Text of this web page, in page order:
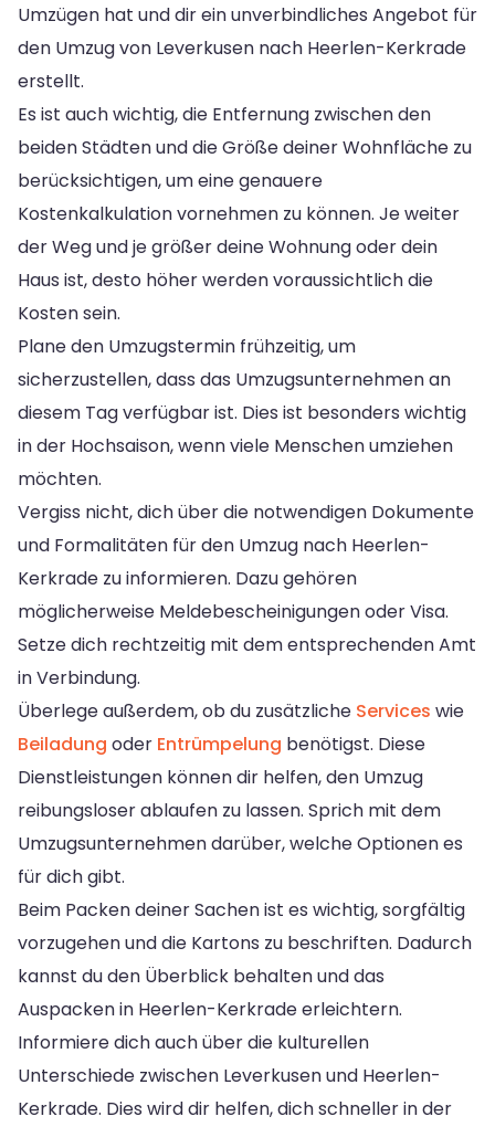
Umzügen hat und dir ein unverbindliches Angebot für
den Umzug von Leverkusen nach Heerlen-Kerkrade
erstellt.
Es ist auch wichtig, die Entfernung zwischen den
beiden Städten und die Größe deiner Wohnfläche zu
berücksichtigen, um eine genauere
Kostenkalkulation vornehmen zu können. Je weiter
der Weg und je größer deine Wohnung oder dein
Haus ist, desto höher werden voraussichtlich die
Kosten sein.
Plane den Umzugstermin frühzeitig, um
sicherzustellen, dass das Umzugsunternehmen an
diesem Tag verfügbar ist. Dies ist besonders wichtig
in der Hochsaison, wenn viele Menschen umziehen
möchten.
Vergiss nicht, dich über die notwendigen Dokumente
und Formalitäten für den Umzug nach Heerlen-
Kerkrade zu informieren. Dazu gehören
möglicherweise Meldebescheinigungen oder Visa.
Setze dich rechtzeitig mit dem entsprechenden Amt
in Verbindung.
Überlege außerdem, ob du zusätzliche Services wie
Beiladung oder Entrümpelung benötigst. Diese
Dienstleistungen können dir helfen, den Umzug
reibungsloser ablaufen zu lassen. Sprich mit dem
Umzugsunternehmen darüber, welche Optionen es
für dich gibt.
Beim Packen deiner Sachen ist es wichtig, sorgfältig
vorzugehen und die Kartons zu beschriften. Dadurch
kannst du den Überblick behalten und das
Auspacken in Heerlen-Kerkrade erleichtern.
Informiere dich auch über die kulturellen
Unterschiede zwischen Leverkusen und Heerlen-
Kerkrade. Dies wird dir helfen, dich schneller in der